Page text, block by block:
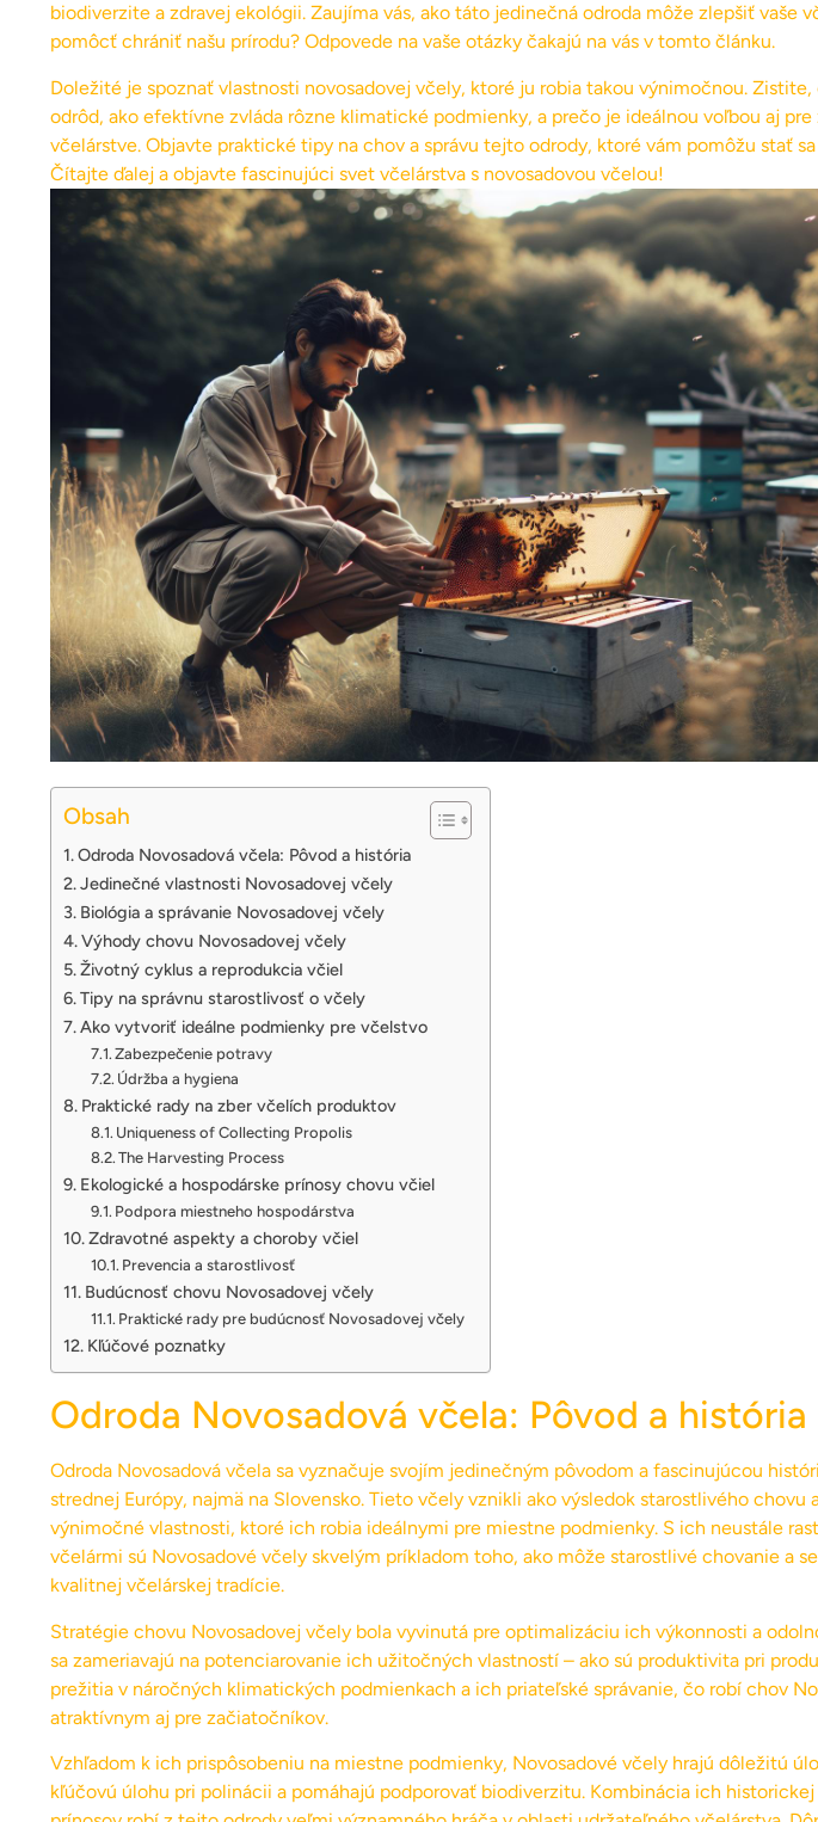
biodiverzite a zdravej ekológii. Zaujíma vás, ako táto jedinečná odroda môže zlepšiť vaše
pomôcť chrániť našu prírodu? Odpovede na vaše otázky čakajú na vás v tomto článku.
Doležité je spoznať vlastnosti novosadovej včely, ktoré ju robia takou výnimočnou.
odrôd, ako efektívne zvláda rôzne klimatické podmienky, a prečo je ideálnou voľbou aj
včelárstve. Objavte praktické tipy na chov a správu tejto odrody, ktoré vám pomôžu stať
Čítajte ďalej a objavte fascinujúci svet včelárstva s novosadovou včelou!
Obsah
Odroda Novosadová včela: Pôvod a história
Jedinečné vlastnosti Novosadovej včely
Biológia a správanie Novosadovej včely
Výhody chovu Novosadovej včely
Životný cyklus a reprodukcia včiel
Tipy na správnu starostlivosť o včely
Ako vytvoriť ideálne podmienky pre včelstvo
Zabezpečenie potravy
Údržba a hygiena
Praktické rady na zber včelích produktov
Uniqueness of Collecting Propolis
The Harvesting Process
Ekologické a hospodárske prínosy chovu včiel
Podpora miestneho hospodárstva
Zdravotné aspekty a choroby včiel
Prevencia a starostlivosť
Budúcnosť chovu Novosadovej včely
Praktické rady pre budúcnosť Novosadovej včely
Kľúčové poznatky
Odroda Novosadová včela: Pôvod a história
Odroda Novosadová včela sa vyznačuje svojím jedinečným pôvodom a fascinujúcou
strednej Európy, najmä na Slovensko. Tieto včely vznikli ako výsledok starostlivého chovu
výnimočné vlastnosti, ktoré ich robia ideálnymi pre miestne podmienky. S ich neustále
včelármi sú Novosadové včely skvelým príkladom toho, ako môže starostlivé chovanie a
kvalitnej včelárskej tradície.
Stratégie chovu Novosadovej včely bola vyvinutá pre optimalizáciu ich výkonnosti a
sa zameriavajú na potenciarovanie ich užitočných vlastností – ako sú produktivita pri
prežitia v náročných klimatických podmienkach a ich priateľské správanie, čo robí chov
atraktívnym aj pre začiatočníkov.
Vzhľadom k ich prispôsobeniu na miestne podmienky, Novosadové včely hrajú dôležitú
kľúčovú úlohu pri polinácii a pomáhajú podporovať biodiverzitu. Kombinácia ich